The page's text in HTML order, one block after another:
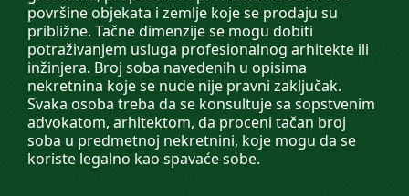
površine objekata i zemlje koje se prodaju su
približne. Tačne dimenzije se mogu dobiti
potraživanjem usluga profesionalnog arhitekte ili
inžinjera. Broj soba navedenih u opisima
nekretnina koje se nude nije pravni zaključak.
Svaka osoba treba da se konsultuje sa sopstvenim
advokatom, arhitektom, da proceni tačan broj
soba u predmetnoj nekretnini, koje mogu da se
koriste legalno kao spavaće sobe.